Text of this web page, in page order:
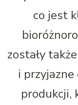
co jest
zostały
i
produkcji,